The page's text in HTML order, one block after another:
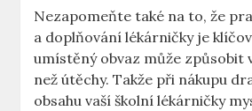
Nezapomeňte také na to, že
a doplňování lékárničky je
umístěný obvaz může způsobit
než útěchy. Takže při nákupu
obsahu vaší školní lékárničky